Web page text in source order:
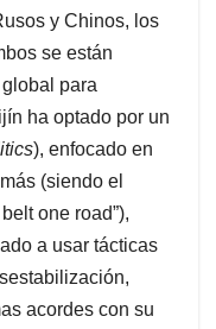
y Chinos, los
se están
para
ha optado por un
), enfocado en
(siendo el
one road”),
a usar tácticas
acordes con su